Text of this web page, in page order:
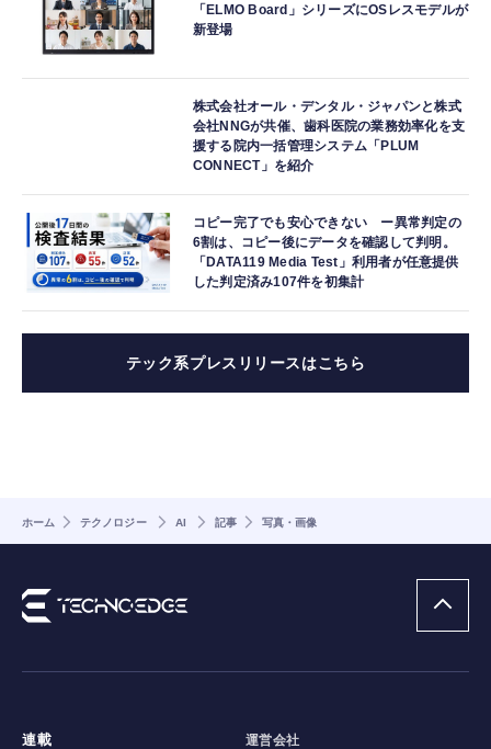
「ELMO Board」シリーズにOSレスモデルが
新登場
株式会社オール・デンタル・ジャパンと株式
会社NNGが共催、歯科医院の業務効率化を支
援する院内一括管理システム「PLUM
CONNECT」を紹介
コピー完了でも安心できない ー異常判定の
6割は、コピー後にデータを確認して判明。
「DATA119 Media Test」利用者が任意提供
した判定済み107件を初集計
テック系プレスリリースはこちら
ホーム テクノロジー AI 記事 写真・画像
連載 運営会社